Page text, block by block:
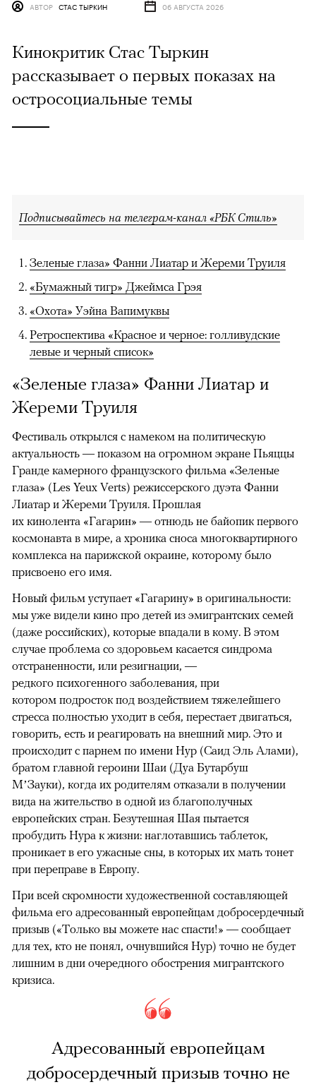
АВТОР СТАС ТЫРКИН 06 АВГУСТА 2026
Кинокритик Стас Тыркин
рассказывает о первых показах на
остросоциальные темы
Подписывайтесь на телеграм-канал «РБК Стиль»
Зеленые глаза» Фанни Лиатар и Жереми Труиля
«Бумажный тигр» Джеймса Грэя
«Охота» Уэйна Вапимуквы
Ретроспектива «Красное и черное: голливудские
левые и черный список»
«Зеленые глаза» Фанни Лиатар и
Жереми Труиля
Фестиваль открылся с намеком на политическую
актуальность — показом на огромном экране Пьяццы
Гранде камерного французского фильма «Зеленые
глаза» (Les Yeux Verts) режиссерского дуэта Фанни
Лиатар и Жереми Труиля. Прошлая
их кинолента «Гагарин» — отнюдь не байопик первого
космонавта в мире, а хроника сноса многоквартирного
комплекса на парижской окраине, которому было
присвоено его имя.
Новый фильм уступает «Гагарину» в оригинальности:
мы уже видели кино про детей из эмигрантских семей
(даже российских), которые впадали в кому. В этом
случае проблема со здоровьем касается синдрома
отстраненности, или резигнации, —
редкого психогенного заболевания, при
котором подросток под воздействием тяжелейшего
стресса полностью уходит в себя, перестает двигаться,
говорить, есть и реагировать на внешний мир. Это и
происходит с парнем по имени Нур (Саид Эль Алами),
братом главной героини Шаи (Дуа Бутарбуш
М’Зауки), когда их родителям отказали в получении
вида на жительство в одной из благополучных
европейских стран. Безутешная Шая пытается
пробудить Нура к жизни: наглотавшись таблеток,
проникает в его ужасные сны, в которых их мать тонет
при переправе в Европу.
При всей скромности художественной составляющей
фильма его адресованный европейцам добросердечный
призыв («Только вы можете нас спасти!» — сообщает
для тех, кто не понял, очнувшийся Нур) точно не будет
лишним в дни очередного обострения мигрантского
кризиса.
Адресованный европейцам
добросердечный призыв точно не